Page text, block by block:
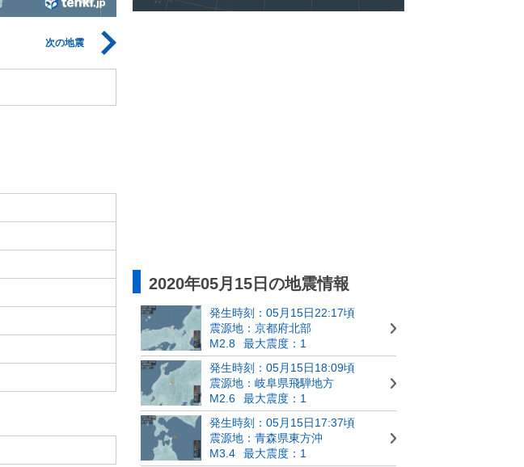
次の地震
2020年05月15日の地震情報
発生時刻：05月15日22:17頃
震源地：京都府北部
M2.8
最大震度：1
発生時刻：05月15日18:09頃
震源地：岐阜県飛騨地方
M2.6
最大震度：1
発生時刻：05月15日17:37頃
震源地：青森県東方沖
M3.4
最大震度：1